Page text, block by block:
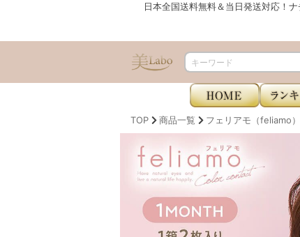
日本全国送料無料＆当日発送対応！
TOP 商品一覧 フェリアモ（feliamo）